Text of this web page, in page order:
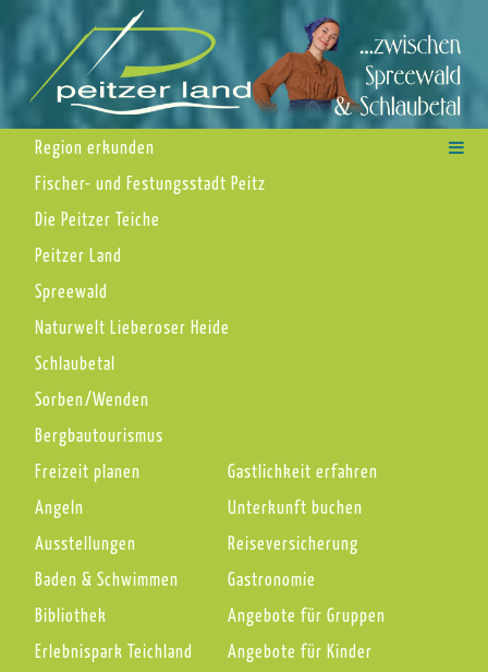
Region erkunden
Fischer- und Festungsstadt Peitz
Die Peitzer Teiche
Peitzer Land
Spreewald
Naturwelt Lieberoser Heide
Schlaubetal
Sorben/Wenden
Bergbautourismus
Freizeit planen
Angeln
Ausstellungen
Baden & Schwimmen
Bibliothek
Erlebnispark Teichland
Gastlichkeit erfahren
Unterkunft buchen
Reiseversicherung
Gastronomie
Angebote für Gruppen
Angebote für Kinder